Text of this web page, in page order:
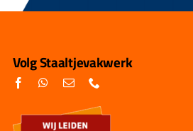
Volg Staaltjevakwerk